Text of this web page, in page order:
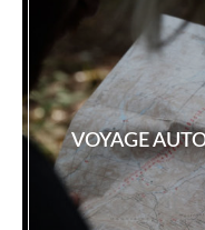
VOYAGE